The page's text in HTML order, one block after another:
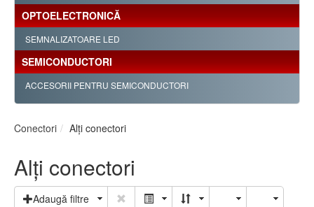
OPTOELECTRONICĂ
SEMNALIZATOARE LED
SEMICONDUCTORI
ACCESORII PENTRU SEMICONDUCTORI
Conectori Alţi conectori
Alţi conectori
Adaugă filtre